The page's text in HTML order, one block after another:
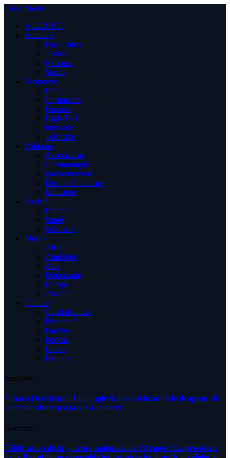
Close Menu
A LA UNE
Actualité
Flash Infos
Justice
National
Sports
Economie
Banque
Commerce
Finance
High-Tech
Industrie
Tourisme
Politique
Association
Communiqué
gouvernement
Droit de l’homme
Ministère
Société
Enfance
Santé
Solidarité
Monde
Afrique
Amérique
Asie
Diplomatie
Europe
Australia
Culture
Condoléances
Proximité
Famille
Podcast
Livres
Histoire
Actualités
Sahara Occidental: Le peuple Sahraoui brandit le drapeau de
la décolonisation à la vie à la mort
8 AOÛT 2026
Célébration de la journée nationale de l’Armée : Le président